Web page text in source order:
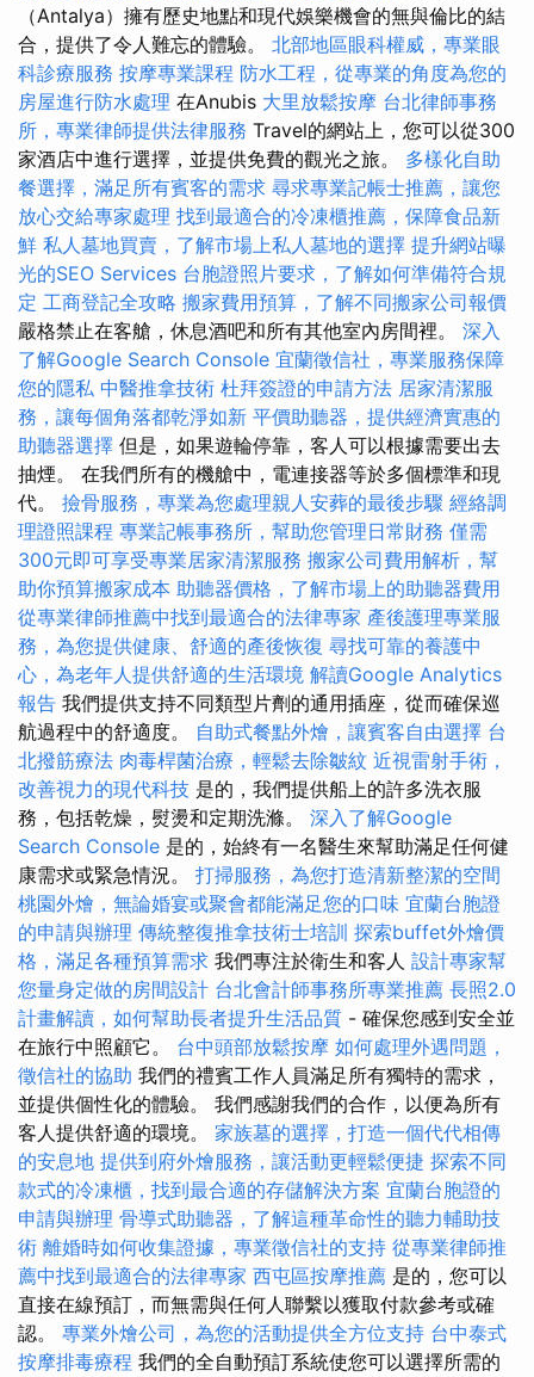
（Antalya）擁有歷史地點和現代娛樂機會的無與倫比的結
合，提供了令人難忘的體驗。 北部地區眼科權威，專業眼
科診療服務 按摩專業課程 防水工程，從專業的角度為您的
房屋進行防水處理 在Anubis 大里放鬆按摩 台北律師事務
所，專業律師提供法律服務 Travel的網站上，您可以從300
家酒店中進行選擇，並提供免費的觀光之旅。 多樣化自助
餐選擇，滿足所有賓客的需求 尋求專業記帳士推薦，讓您
放心交給專家處理 找到最適合的冷凍櫃推薦，保障食品新
鮮 私人墓地買賣，了解市場上私人墓地的選擇 提升網站曝
光的SEO Services 台胞證照片要求，了解如何準備符合規
定 工商登記全攻略 搬家費用預算，了解不同搬家公司報價
嚴格禁止在客艙，休息酒吧和所有其他室內房間裡。 深入
了解Google Search Console 宜蘭徵信社，專業服務保障
您的隱私 中醫推拿技術 杜拜簽證的申請方法 居家清潔服
務，讓每個角落都乾淨如新 平價助聽器，提供經濟實惠的
助聽器選擇 但是，如果遊輪停靠，客人可以根據需要出去
抽煙。 在我們所有的機艙中，電連接器等於多個標準和現
代。 撿骨服務，專業為您處理親人安葬的最後步驟 經絡調
理證照課程 專業記帳事務所，幫助您管理日常財務 僅需
300元即可享受專業居家清潔服務 搬家公司費用解析，幫
助你預算搬家成本 助聽器價格，了解市場上的助聽器費用
從專業律師推薦中找到最適合的法律專家 產後護理專業服
務，為您提供健康、舒適的產後恢復 尋找可靠的養護中
心，為老年人提供舒適的生活環境 解讀Google Analytics
報告 我們提供支持不同類型片劑的通用插座，從而確保巡
航過程中的舒適度。 自助式餐點外燴，讓賓客自由選擇 台
北撥筋療法 肉毒桿菌治療，輕鬆去除皺紋 近視雷射手術，
改善視力的現代科技 是的，我們提供船上的許多洗衣服
務，包括乾燥，熨燙和定期洗滌。 深入了解Google
Search Console 是的，始終有一名醫生來幫助滿足任何健
康需求或緊急情況。 打掃服務，為您打造清新整潔的空間
桃園外燴，無論婚宴或聚會都能滿足您的口味 宜蘭台胞證
的申請與辦理 傳統整復推拿技術士培訓 探索buffet外燴價
格，滿足各種預算需求 我們專注於衛生和客人 設計專家幫
您量身定做的房間設計 台北會計師事務所專業推薦 長照2.0
計畫解讀，如何幫助長者提升生活品質 - 確保您感到安全並
在旅行中照顧它。 台中頭部放鬆按摩 如何處理外遇問題，
徵信社的協助 我們的禮賓工作人員滿足所有獨特的需求，
並提供個性化的體驗。 我們感謝我們的合作，以便為所有
客人提供舒適的環境。 家族墓的選擇，打造一個代代相傳
的安息地 提供到府外燴服務，讓活動更輕鬆便捷 探索不同
款式的冷凍櫃，找到最合適的存儲解決方案 宜蘭台胞證的
申請與辦理 骨導式助聽器，了解這種革命性的聽力輔助技
術 離婚時如何收集證據，專業徵信社的支持 從專業律師推
薦中找到最適合的法律專家 西屯區按摩推薦 是的，您可以
直接在線預訂，而無需與任何人聯繫以獲取付款參考或確
認。 專業外燴公司，為您的活動提供全方位支持 台中泰式
按摩排毒療程 我們的全自動預訂系統使您可以選擇所需的